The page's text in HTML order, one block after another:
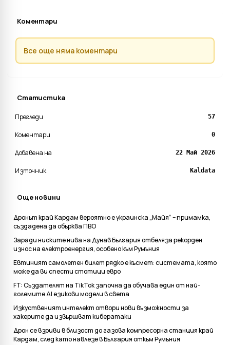
Коментари
Все още няма коментари
Статистика
Прегледи 57
Коментари 0
Добавена на 22 Май 2026
Източник Kaldata
Още новини
Дронът край Кардам вероятно е украинска „Майя“ – примамка,
създадена да обърква ПВО
Заради ниските нива на Дунав България отбеляза рекорден
износ на електроенергия, особено към Румъния
Евтиният самолетен билет рядко е късмет: системата, която
може да ви спести стотици евро
FT: Създателят на TikTok започна да обучава един от най-
големите AI езикови модели в света
Изкуственият интелект отвори нови възможности за
хакерите да извършват кибератаки
Дрон се взриви в близост до газова компресорна станция край
Кардам, след като навлезе в България откъм Румъния